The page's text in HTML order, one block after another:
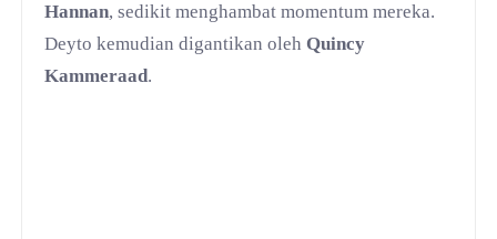
Hannan, sedikit menghambat momentum mereka.
Deyto kemudian digantikan olehQuincy
Kammeraad.